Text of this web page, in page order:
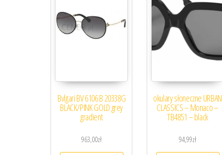
Bvlgari BV 6106 B 20338G
BLACK/PINK GOLD grey
gradient
963,00zł
okulary słoneczne URBAN
CLASSICS – Monaco –
TB4851 – black
94,99zł